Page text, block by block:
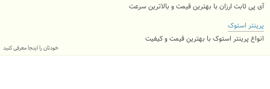
آی پی ثابت ارزان با بهترین قیمت و بالاترین سرعت
پرینتر استوک
انواع پرینتر استوک با بهترین قیمت و کیفیت
خودتان را اینجا معرفی کنید